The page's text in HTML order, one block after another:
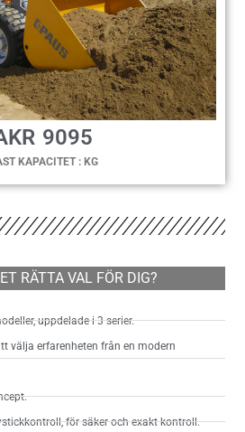
9095
KAPACITET : KG
RÄTTA VAL FÖR DIG?
uppdelade i 3 serier.
välja erfarenheten från en modern
för säker och exakt kontroll.